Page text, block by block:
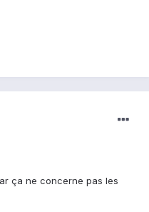
ça ne concerne pas les